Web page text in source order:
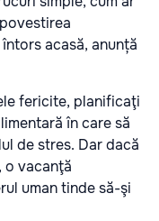
acasă, anunță
fericite, planificaţi
în care să
de stres. Dar dacă
vacanţă
uman tinde să-şi